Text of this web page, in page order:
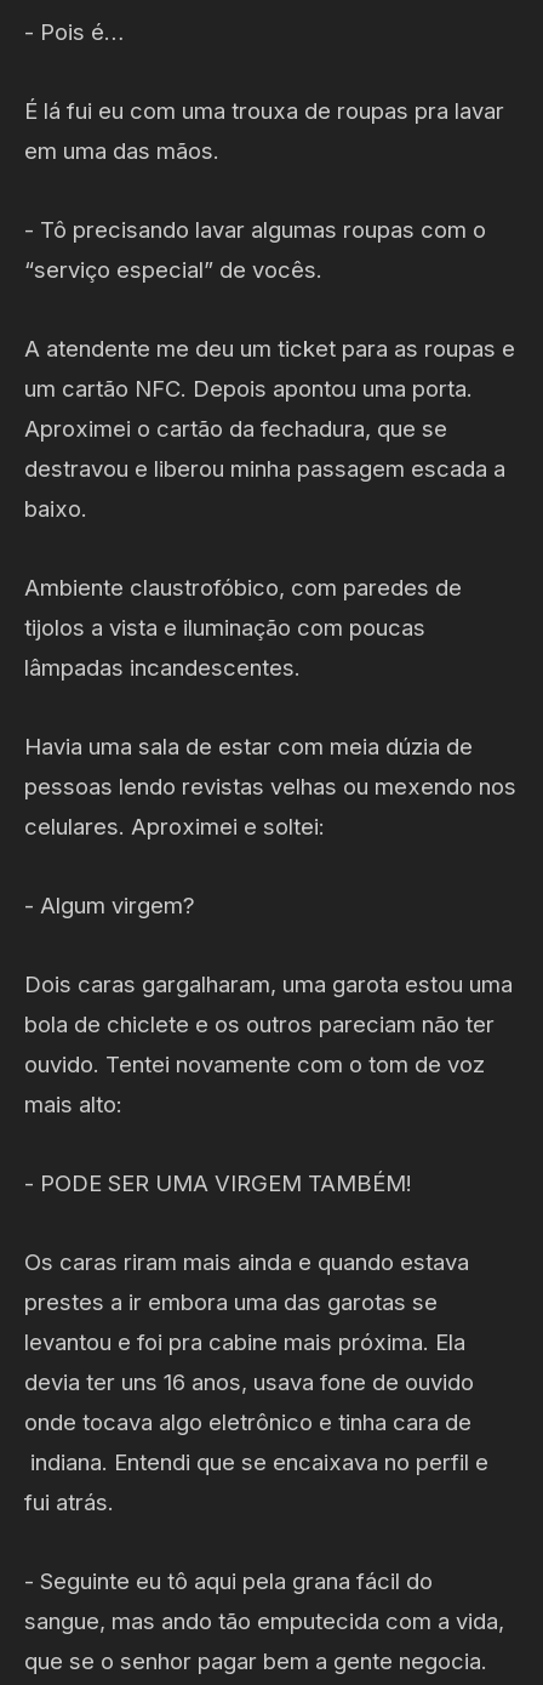
- Pois é…
É lá fui eu com uma trouxa de roupas pra lavar
em uma das mãos.
- Tô precisando lavar algumas roupas com o
“serviço especial” de vocês.
A atendente me deu um ticket para as roupas e
um cartão NFC. Depois apontou uma porta.
Aproximei o cartão da fechadura, que se
destravou e liberou minha passagem escada a
baixo.
Ambiente claustrofóbico, com paredes de
tijolos a vista e iluminação com poucas
lâmpadas incandescentes.
Havia uma sala de estar com meia dúzia de
pessoas lendo revistas velhas ou mexendo nos
celulares. Aproximei e soltei:
- Algum virgem?
Dois caras gargalharam, uma garota estou uma
bola de chiclete e os outros pareciam não ter
ouvido. Tentei novamente com o tom de voz
mais alto:
- PODE SER UMA VIRGEM TAMBÉM!
Os caras riram mais ainda e quando estava
prestes a ir embora uma das garotas se
levantou e foi pra cabine mais próxima. Ela
devia ter uns 16 anos, usava fone de ouvido
onde tocava algo eletrônico e tinha cara de
indiana. Entendi que se encaixava no perfil e
fui atrás.
- Seguinte eu tô aqui pela grana fácil do
sangue, mas ando tão emputecida com a vida,
que se o senhor pagar bem a gente negocia.